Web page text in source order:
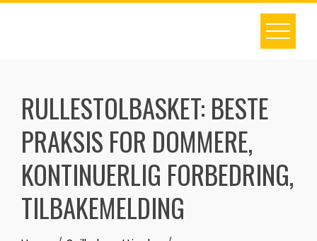
Skip
RULLESTOLBASKET: BESTE
PRAKSIS FOR DOMMERE,
KONTINUERLIG FORBEDRING,
TILBAKEMELDING